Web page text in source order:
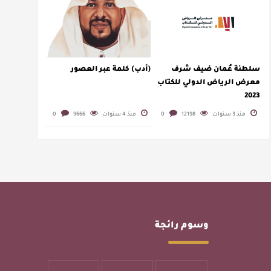
سلطنة عُمان ضيف شرف
معرض الرياض الدولي للكتاب
2023
منذ 3 سنوات 12198
0
(أدب) كلمة عبر العصور
منذ 4 سنوات 9666
0
وسوم رائجة